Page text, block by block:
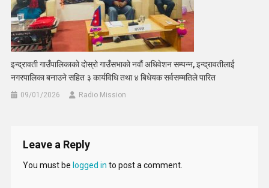
इन्द्रावती गाउँपालिकाको दोस्रो गाउँसभाको नवौं अधिवेशन सम्पन्न, इन्द्रावतीलाई
नगरपालिका बनाउने सहित ३ कार्यविधि तथा ४ बिधेयक सर्वसम्मतिले पारित
09/01/2026 Radio Mission
Leave a Reply
You must be logged in to post a comment.